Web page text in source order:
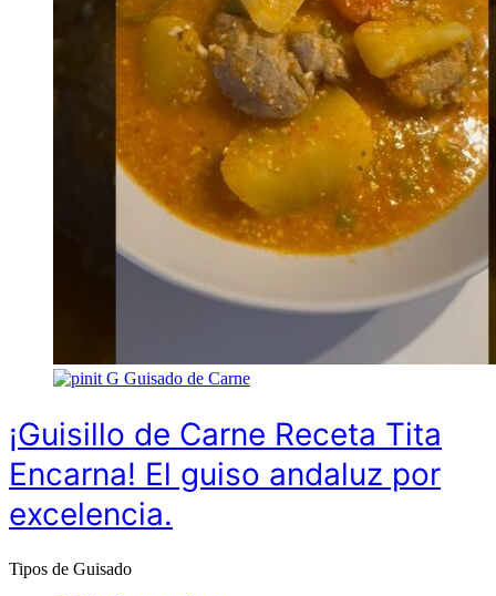
G Guisado de Carne
¡Guisillo de Carne Receta Tita
Encarna! El guiso andaluz por
excelencia.
Tipos de Guisado